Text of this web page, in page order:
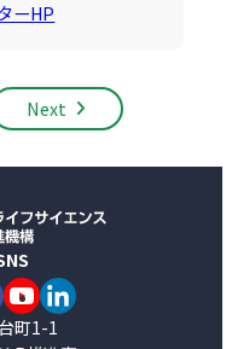
ーHP
Next
町1-1